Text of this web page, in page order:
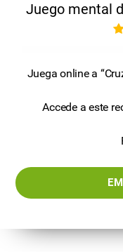
Juego mental
Juega online a
Accede a este